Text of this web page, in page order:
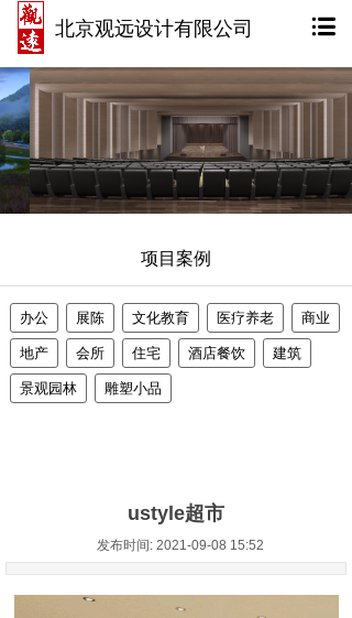
项目案例
办公 展陈 文化教育 医疗养老 商业
地产 会所 住宅 酒店餐饮 建筑
景观园林 雕塑小品
ustyle超市
发布时间: 2021-09-08 15:52
北京观远设计有限公司